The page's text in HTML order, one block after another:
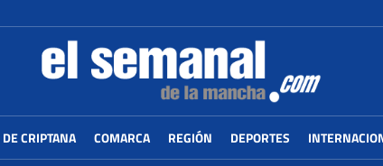
CRIPTANA COMARCA REGIÓN DEPORTES